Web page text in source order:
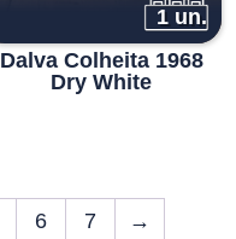
1 un.
Dalva Colheita 1968
Dry White
6 7 →